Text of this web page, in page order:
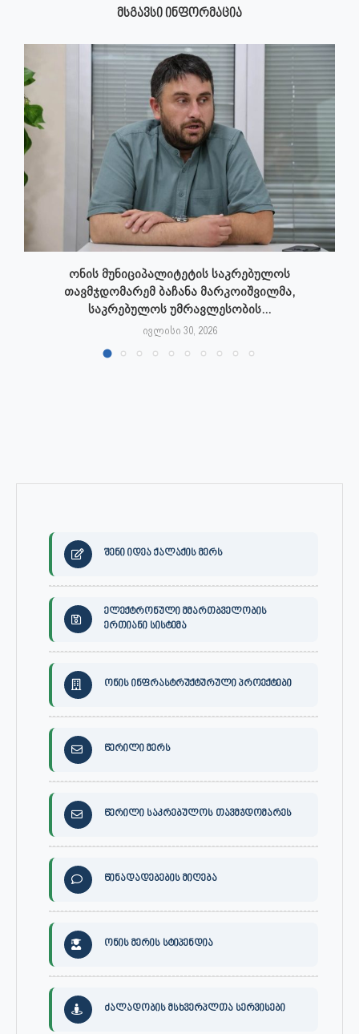
ᲛᲡᲒᲐᲕᲡᲘ ᲘᲜᲤᲝᲠᲛᲐᲪᲘᲐ
ონის მუნიციპალიტეტის საკრებულოს
თავმჯდომარემ ბაჩანა მარკოიშვილმა,
საკრებულოს უმრავლესობის...
ივლისი 30, 2026
შენი იდეა ქალაქის მერს
ელექტრონული მმართბველობის
ერთიანი სისტემა
ონის ინფრასტრუქტურული პროექტები
წერილი მერს
წერილი საკრებულოს თავმჯდომარეს
წინადადებების მიღება
ონის მერის სტიპენდია
ძალადობის მსხვერპლთა სერვისები